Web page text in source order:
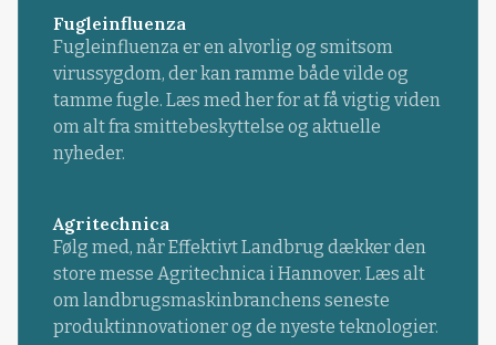
Fugleinfluenza
Fugleinfluenza er en alvorlig og smitsom
virussygdom, der kan ramme både vilde og
tamme fugle. Læs med her for at få vigtig viden
om alt fra smittebeskyttelse og aktuelle
nyheder.
Agritechnica
Følg med, når Effektivt Landbrug dækker den
store messe Agritechnica i Hannover. Læs alt
om landbrugsmaskinbranchens seneste
produktinnovationer og de nyeste teknologier.